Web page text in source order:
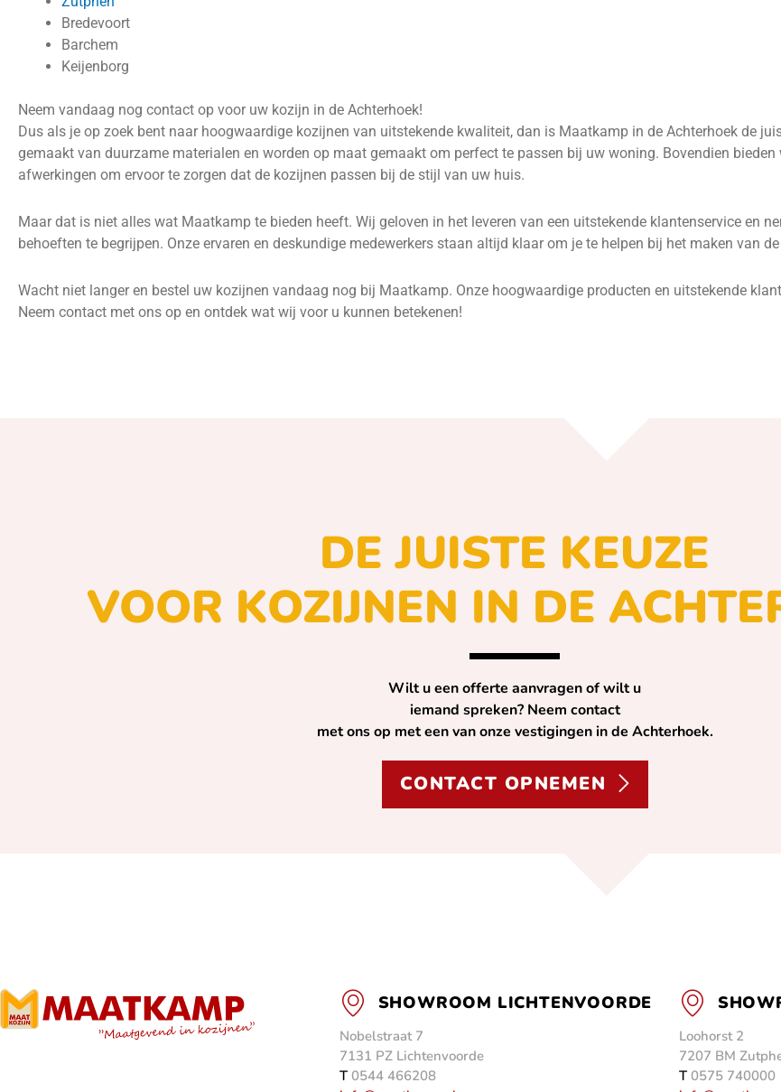
Bredevoort
Barchem
Keijenborg
Neem vandaag nog contact op voor uw kozijn in de Achterhoek!
Dus als je op zoek bent naar hoogwaardige kozijnen van uitstekende kwaliteit, dan is Maatkamp in de Achterhoek de
gemaakt van duurzame materialen en worden op maat gemaakt om perfect te passen bij uw woning. Bovendien bieden
afwerkingen om ervoor te zorgen dat de kozijnen passen bij de stijl van uw huis.
Maar dat is niet alles wat Maatkamp te bieden heeft. Wij geloven in het leveren van een uitstekende klantenservice en
behoeften te begrijpen. Onze ervaren en deskundige medewerkers staan altijd klaar om je te helpen bij het maken van
Wacht niet langer en bestel uw kozijnen vandaag nog bij Maatkamp. Onze hoogwaardige producten en uitstekende
Neem contact met ons op en ontdek wat wij voor u kunnen betekenen!
DE JUISTE KEUZE
VOOR KOZIJNEN IN DE
Wilt u een offerte aanvragen of wilt u
iemand spreken? Neem contact
met ons op met een van onze vestigingen in de Achterhoek.
CONTACT OPNEMEN
SHOWROOM LICHTENVOORDE
Nobelstraat 7
7131 PZ Lichtenvoorde
T 0544 466208
Loohorst 2
7207 BM
T 0575 740000